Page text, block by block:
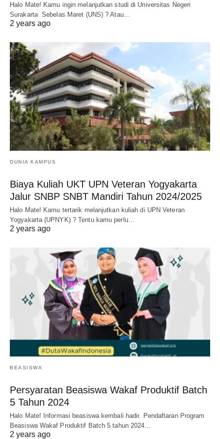
Halo Mate! Kamu ingin melanjutkan studi di Universitas Negeri
Surakarta Sebelas Maret (UNS) ? Atau…
2 years ago
DUNIA KAMPUS
Biaya Kuliah UKT UPN Veteran Yogyakarta
Jalur SNBP SNBT Mandiri Tahun 2024/2025
Halo Mate! Kamu tertarik melanjutkan kuliah di UPN Veteran
Yogyakarta (UPNYK) ? Tentu kamu perlu…
2 years ago
BEASISWA
Persyaratan Beasiswa Wakaf Produktif Batch
5 Tahun 2024
Halo Mate! Informasi beasiswa kembali hadir. Pendaftaran Program
Beasiswa Wakaf Produktif Batch 5 tahun 2024…
2 years ago